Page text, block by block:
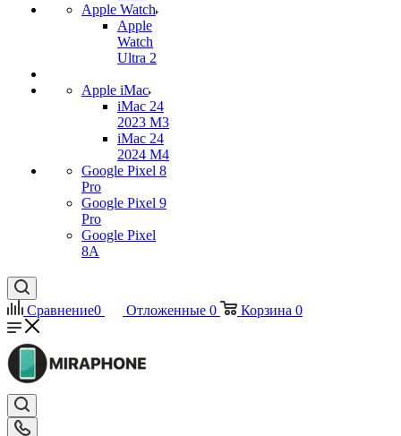
Apple Watch
Apple
Watch
Ultra 2
Apple iMac
iMac 24
2023 M3
iMac 24
2024 M4
Google Pixel 8
Pro
Google Pixel 9
Pro
Google Pixel
8A
Сравнение0 Отложенные 0 Корзина 0